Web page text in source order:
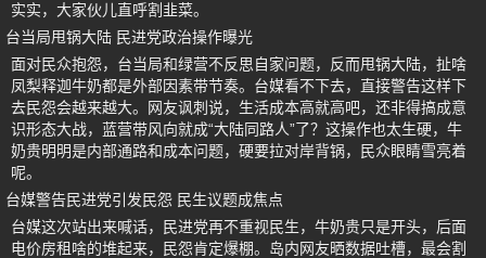
实实，大家伙儿直呼割韭菜。
台当局甩锅大陆 民进党政治操作曝光
面对民众抱怨，台当局和绿营不反思自家问题，反而甩锅大陆，扯啥
凤梨释迦牛奶都是外部因素带节奏。台媒看不下去，直接警告这样下
去民怨会越来越大。网友讽刺说，生活成本高就高吧，还非得搞成意
识形态大战，蓝营带风向就成“大陆同路人”了？这操作也太生硬，牛
奶贵明明是内部通路和成本问题，硬要拉对岸背锅，民众眼睛雪亮着
呢。
台媒警告民进党引发民怨 民生议题成焦点
台媒这次站出来喊话，民进党再不重视民生，牛奶贵只是开头，后面
电价房租啥的堆起来，民怨肯定爆棚。岛内网友晒数据吐槽，最会割